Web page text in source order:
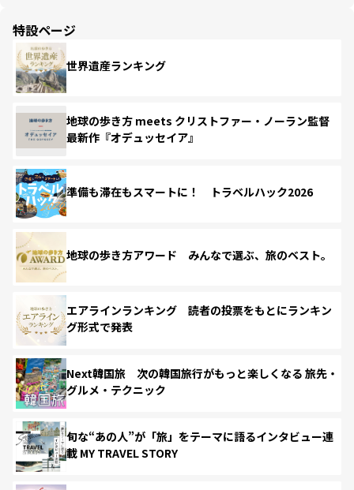
特設ページ
世界遺産ランキング
地球の歩き方 meets クリストファー・ノーラン監督
最新作『オデュッセイア』
準備も滞在もスマートに！ トラベルハック2026
地球の歩き方アワード みんなで選ぶ、旅のベスト。
エアラインランキング 読者の投票をもとにランキン
グ形式で発表
Next韓国旅 次の韓国旅行がもっと楽しくなる 旅先・
グルメ・テクニック
旬な“あの人”が「旅」をテーマに語るインタビュー連
載 MY TRAVEL STORY